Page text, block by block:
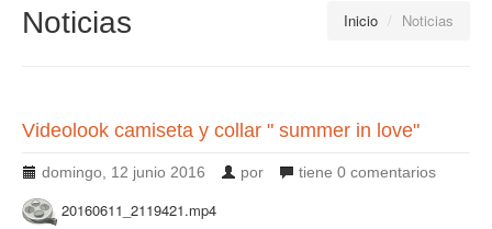
Inicio / Noticias
Noticias
Videolook camiseta y collar " summer in love"
domingo, 12 junio 2016 por tiene 0 comentarios
20160611_2119421.mp4